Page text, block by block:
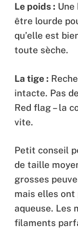
Le poids :
être lourde
qu’elle est
toute sèche.
La tige :
intacte. Pas
Red flag – la
vite.
Petit conseil
de taille
grosses
mais elles
aqueuse. Les
filaments